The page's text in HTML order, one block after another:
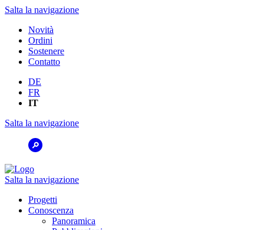
Salta la navigazione
Novità
Ordini
Sostenere
Contatto
DE
FR
IT
Salta la navigazione
Salta la navigazione
Progetti
Conoscenza
Panoramica